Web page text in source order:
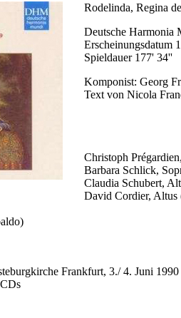
Rodelinda, Regina
Deutsche Harmonia
Erscheinungsdatum
Spieldauer 177' 34''
Komponist: Georg
Text von Nicola
Christoph
Barbara Schlick,
Claudia Schubert,
David Cordier, Altus
Frankfurt, 3./ 4. Juni 1990